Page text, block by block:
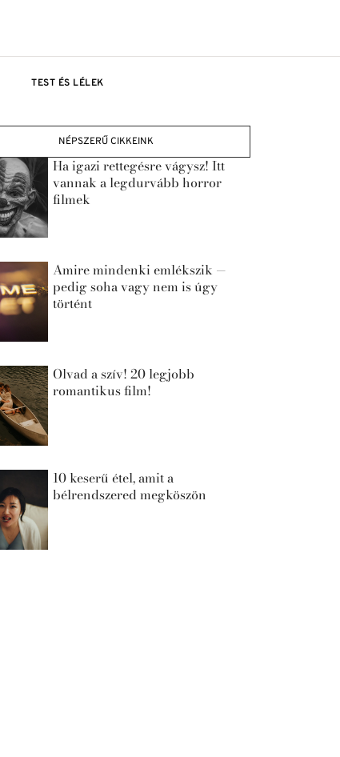
TEST ÉS LÉLEK
NÉPSZERŰ CIKKEINK
Ha igazi rettegésre vágysz! Itt
vannak a legdurvább horror
filmek
Amire mindenki emlékszik —
pedig soha vagy nem is úgy
történt
Olvad a szív! 20 legjobb
romantikus film!
10 keserű étel, amit a
bélrendszered megköszön